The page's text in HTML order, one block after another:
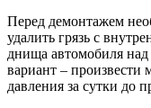
Перед демонтажем
удалить грязь с
днища автомобиля
вариант –
давления за сутки до